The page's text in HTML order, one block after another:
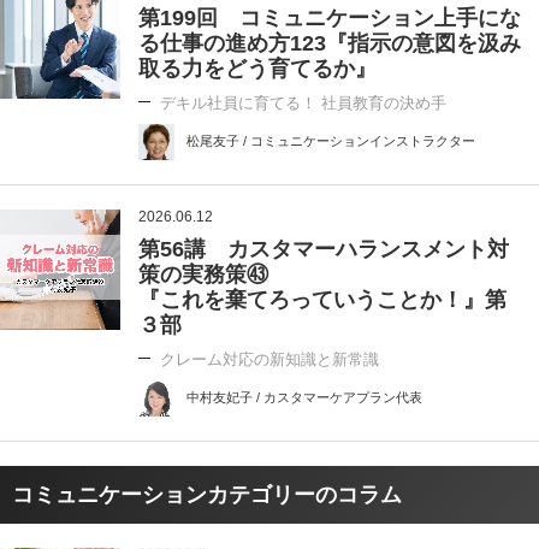
第199回 コミュニケーション上手にな
る仕事の進め方123『指示の意図を汲み
取る力をどう育てるか』
デキル社員に育てる！ 社員教育の決め手
松尾友子 / コミュニケーションインストラクター
2026.06.12
第56講 カスタマーハランスメント対
策の実務策㊸
『これを棄てろっていうことか！』第
３部
クレーム対応の新知識と新常識
中村友妃子 / カスタマーケアプラン代表
コミュニケーションカテゴリーのコラム